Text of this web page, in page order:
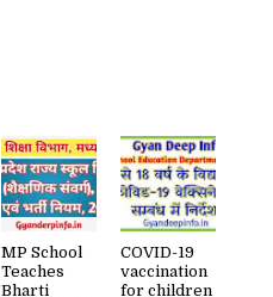
MP School
Teaches
Bharti
COVID-19
vaccination
for children